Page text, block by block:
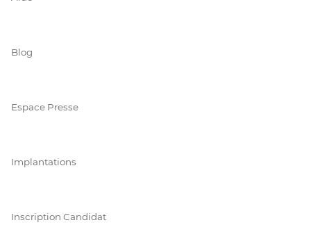
Blog
Espace Presse
Implantations
Inscription Candidat